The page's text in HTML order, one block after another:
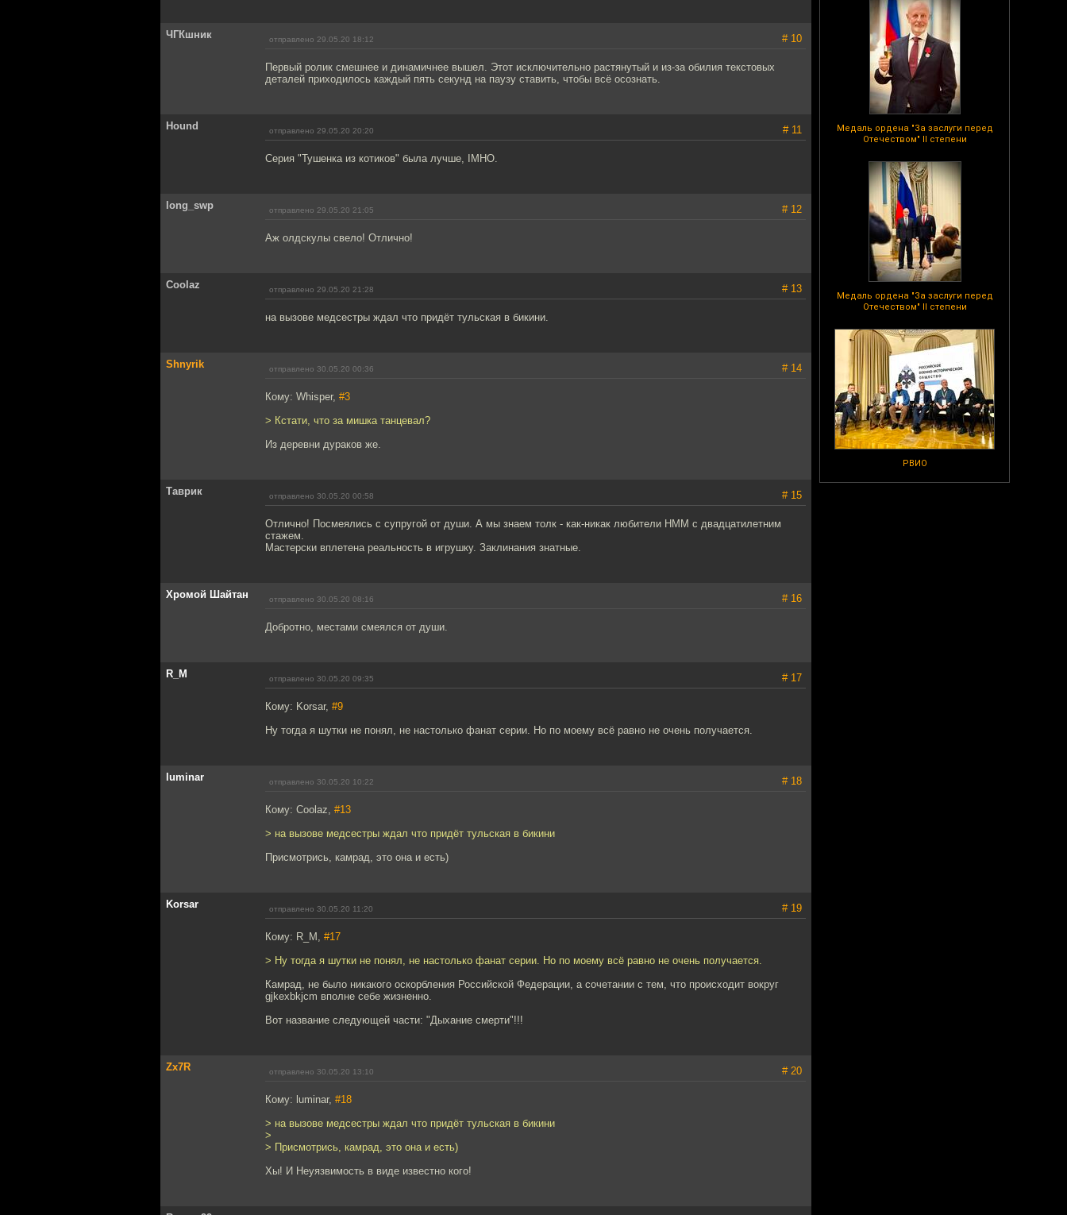
Медаль ордена "За заслуги перед
Отечеством" II степени
Медаль ордена "За заслуги перед
Отечеством" II степени
РВИО
ЧГКшник отправлено 29.05.20 18:12 # 10
Первый ролик смешнее и динамичнее вышел. Этот исключительно растянутый и из-за обилия текстовых
деталей приходилось каждый пять секунд на паузу ставить, чтобы всё осознать.
Hound отправлено 29.05.20 20:20 # 11
Серия "Тушенка из котиков" была лучше, IMHO.
long_swp отправлено 29.05.20 21:05 # 12
Аж олдскулы свело! Отлично!
Coolaz отправлено 29.05.20 21:28 # 13
на вызове медсестры ждал что придёт тульская в бикини.
Shnyrik отправлено 30.05.20 00:36 # 14
Кому: Whisper, #3
> Кстати, что за мишка танцевал?
Из деревни дураков же.
Таврик отправлено 30.05.20 00:58 # 15
Отлично! Посмеялись с супругой от души. А мы знаем толк - как-никак любители НММ с двадцатилетним
стажем.
Мастерски вплетена реальность в игрушку. Заклинания знатные.
Хромой Шайтан отправлено 30.05.20 08:16 # 16
Добротно, местами смеялся от души.
R_M отправлено 30.05.20 09:35 # 17
Кому: Korsar, #9
Ну тогда я шутки не понял, не настолько фанат серии. Но по моему всё равно не очень получается.
luminar отправлено 30.05.20 10:22 # 18
Кому: Coolaz, #13
> на вызове медсестры ждал что придёт тульская в бикини
Присмотрись, камрад, это она и есть)
Korsar отправлено 30.05.20 11:20 # 19
Кому: R_M, #17
> Ну тогда я шутки не понял, не настолько фанат серии. Но по моему всё равно не очень получается.
Камрад, не было никакого оскорбления Российской Федерации, а сочетании с тем, что происходит вокруг
gjkexbkjcm вполне себе жизненно.
Вот название следующей части: "Дыхание смерти"!!!
Zx7R отправлено 30.05.20 13:10 # 20
Кому: luminar, #18
> на вызове медсестры ждал что придёт тульская в бикини
>
> Присмотрись, камрад, это она и есть)
Хы! И Неуязвимость в виде известно кого!